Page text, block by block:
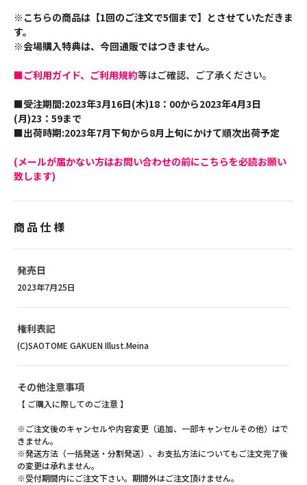
※こちらの商品は【1回のご注文で5個まで】とさせていただきま
す。
※会場購入特典は、今回通販ではつきません。
■ご利用ガイド、ご利用規約等はご確認、ご了承ください。
■受注期間:2023年3月16日(木)18：00から2023年4月3日
(月)23：59まで
■出荷時期:2023年7月下旬から8月上旬にかけて順次出荷予定
(メールが届かない方はお問い合わせの前にこちらを必読お願い
致します)
商品仕様
発売日
2023年7月25日
権利表記
(C)SAOTOME GAKUEN Illust.Meina
その他注意事項
【 ご購入に際してのご注意 】
※ご注文後のキャンセルや内容変更（追加、一部キャンセルその他）はで
きません。
※発送方法（一括発送・分割発送）、お支払方法についてもご注文完了後
の変更は承れません。
※受付期間内にご注文下さい。期間外はご注文頂けません。